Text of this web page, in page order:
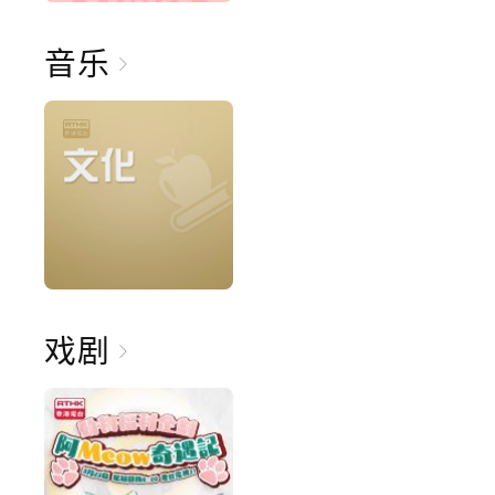
音乐
戏剧